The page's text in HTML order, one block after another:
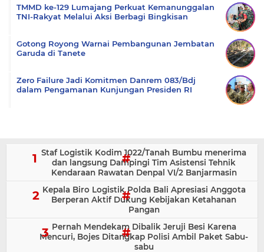
TMMD ke-129 Lumajang Perkuat Kemanunggalan
TNI-Rakyat Melalui Aksi Berbagi Bingkisan
Gotong Royong Warnai Pembangunan Jembatan
Garuda di Tanete
Zero Failure Jadi Komitmen Danrem 083/Bdj
dalam Pengamanan Kunjungan Presiden RI
Staf Logistik Kodim 1022/Tanah Bumbu menerima
dan langsung Dampingi Tim Asistensi Tehnik
Kendaraan Rawatan Denpal VI/2 Banjarmasin
Kepala Biro Logistik Polda Bali Apresiasi Anggota
Berperan Aktif Dukung Kebijakan Ketahanan
Pangan
Pernah Mendekam Dibalik Jeruji Besi Karena
Mencuri, Bojes Ditangkap Polisi Ambil Paket Sabu-
sabu